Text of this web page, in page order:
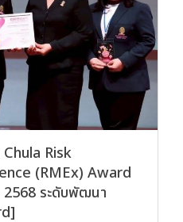
Chula Risk
(RMEx) Award
2568 ระดับพัฒนา